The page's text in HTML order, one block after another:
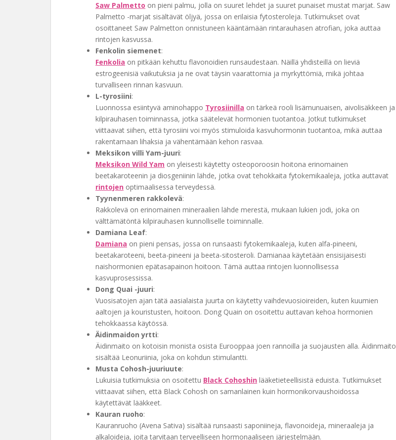
Saw Palmetto on pieni palmu, jolla on suuret lehdet ja suuret punaiset mustat marjat. Saw
Palmetto -marjat sisältävät öljyä, jossa on erilaisia fytosteroleja. Tutkimukset ovat
osoittaneet Saw Palmetton onnistuneen kääntämään rintarauhasen atrofian, joka auttaa
rintojen kasvussa.
Fenkolin siemenet:
Fenkolia on pitkään kehuttu flavonoidien runsaudestaan. Näillä yhdisteillä on lieviä
estrogeenisiä vaikutuksia ja ne ovat täysin vaarattomia ja myrkyttömiä, mikä johtaa
turvalliseen rinnan kasvuun.
L-tyrosiini:
Luonnossa esiintyvä aminohappo Tyrosiinilla on tärkeä rooli lisämunuaisen, aivolisäkkeen ja
kilpirauhasen toiminnassa, jotka säätelevät hormonien tuotantoa. Jotkut tutkimukset
viittaavat siihen, että tyrosiini voi myös stimuloida kasvuhormonin tuotantoa, mikä auttaa
rakentamaan lihaksia ja vähentämään kehon rasvaa.
Meksikon villi Yam-juuri:
Meksikon Wild Yam on yleisesti käytetty osteoporoosin hoitona erinomainen
beetakaroteenin ja diosgeniinin lähde, jotka ovat tehokkaita fytokemikaaleja, jotka auttavat
rintojen optimaalisessa terveydessä.
Tyynenmeren rakkolevä:
Rakkolevä on erinomainen mineraalien lähde merestä, mukaan lukien jodi, joka on
välttämätöntä kilpirauhasen kunnolliselle toiminnalle.
Damiana Leaf:
Damiana on pieni pensas, jossa on runsaasti fytokemikaaleja, kuten alfa-pineeni,
beetakaroteeni, beeta-pineeni ja beeta-sitosteroli. Damianaa käytetään ensisijaisesti
naishormonien epätasapainon hoitoon. Tämä auttaa rintojen luonnollisessa
kasvuprosessissa.
Dong Quai -juuri:
Vuosisatojen ajan tätä aasialaista juurta on käytetty vaihdevuosioireiden, kuten kuumien
aaltojen ja kouristusten, hoitoon. Dong Quain on osoitettu auttavan kehoa hormonien
tehokkaassa käytössä.
Äidinmaidon yrtti:
Äidinmaito on kotoisin monista osista Eurooppaa joen rannoilla ja suojausten alla. Äidinmaito
sisältää Leonuriinia, joka on kohdun stimulantti.
Musta Cohosh-juuriuute:
Lukuisia tutkimuksia on osoitettu Black Cohoshin lääketieteellisistä eduista. Tutkimukset
viittaavat siihen, että Black Cohosh on samanlainen kuin hormonikorvaushoidossa
käytettävät lääkkeet.
Kauran ruoho:
Kauranruoho (Avena Sativa) sisältää runsaasti saponiineja, flavonoideja, mineraaleja ja
alkaloideja, joita tarvitaan terveelliseen hormonaaliseen järjestelmään.